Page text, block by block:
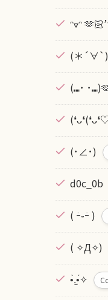
(＊
(⑉･ ･
(･∠･)
d0c_0b
( ｰ̀֊ｰ́ )
( ✧Д✧)
•̀.̫•́✧